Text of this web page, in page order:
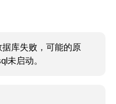
库失败，可能的原
未启动。